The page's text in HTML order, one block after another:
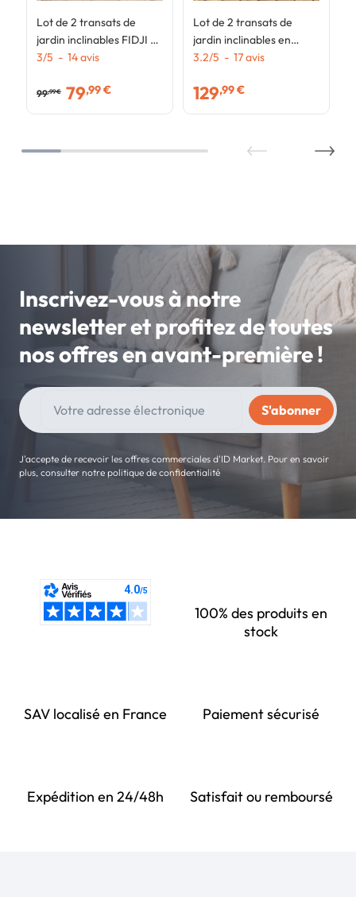
Lot de 2 transats de
jardin inclinables FIDJI en
acier gris anthracite et
3/5 - 14avis
99,99 € 79,99 €
Lot de 2 transats de
jardin inclinables en
aluminium SINTRA gris
3.2/5 - 17avis
129,99 €
Inscrivez-vous à notre
newsletter et profitez de toutes
nos offres en avant-première !
J'accepte de recevoir les offres commerciales d'ID Market. Pour en savoir
plus, consulter notre politique de confidentialité
100% des produits en
stock
SAV localisé en France Paiement sécurisé
Expédition en 24/48h Satisfait ou remboursé